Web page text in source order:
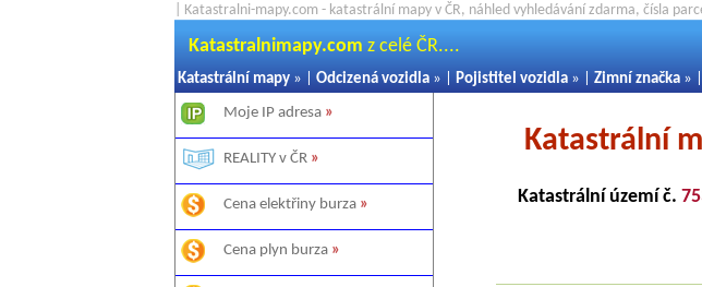
| Katastralni-mapy.com - katastrální mapy v ČR, náhled vyhledávání zdarma, čísla
Katastralnimapy.com z celé ČR....
Katastrální mapy » | Odcizená vozidla » | Pojistitel vozidla » | Zimní značka » |
Moje IP adresa »
REALITY v ČR »
Cena elektřiny burza »
Cena plyn burza »
Katastrální
Katastrální území č.